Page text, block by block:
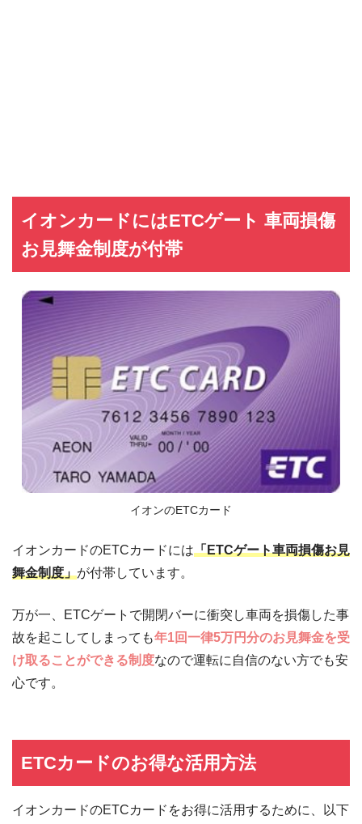
イオンカードにはETCゲート 車両損傷
お見舞金制度が付帯
イオンのETCカード
イオンカードのETCカードには「ETCゲート車両損傷お見
舞金制度」が付帯しています。
万が一、ETCゲートで開閉バーに衝突し車両を損傷した事
故を起こしてしまっても年1回一律5万円分のお見舞金を受
け取ることができる制度なので運転に自信のない方でも安
心です。
ETCカードのお得な活用方法
イオンカードのETCカードをお得に活用するために、以下